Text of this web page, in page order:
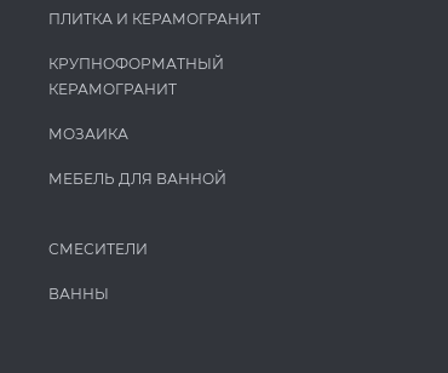
ПЛИТКА И КЕРАМОГРАНИТ
КРУПНОФОРМАТНЫЙ
КЕРАМОГРАНИТ
МОЗАИКА
МЕБЕЛЬ ДЛЯ ВАННОЙ
СМЕСИТЕЛИ
ВАННЫ